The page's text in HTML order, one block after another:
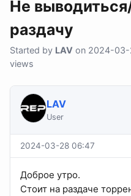
Не
раздачу
Started by LAV on 2024-03-
views
LAV
User
2024-03-28 06:47
Доброе утро.
Стоит на раздаче